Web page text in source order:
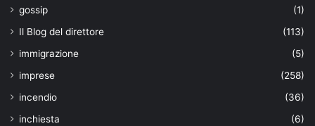
gossip
(1)
Il Blog del direttore
(113)
immigrazione
(5)
imprese
(258)
incendio
(36)
inchiesta
(6)